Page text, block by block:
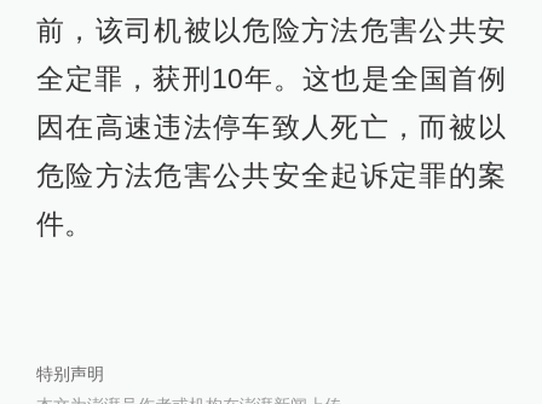
前，该司机被以危险方法危害公共安
全定罪，获刑10年。这也是全国首例
因在高速违法停车致人死亡，而被以
危险方法危害公共安全起诉定罪的案
件。
特别声明